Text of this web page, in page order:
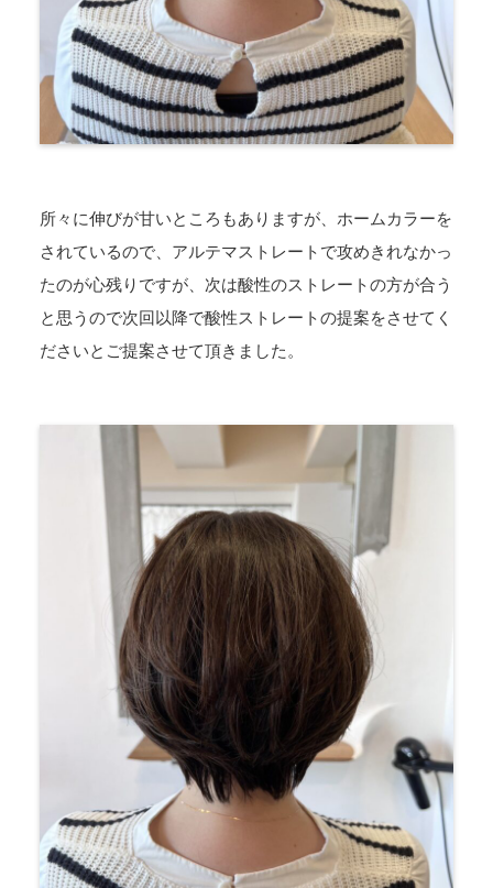
所々に伸びが甘いところもありますが、ホームカラーを
されているので、アルテマストレートで攻めきれなかっ
たのが心残りですが、次は酸性のストレートの方が合う
と思うので次回以降で酸性ストレートの提案をさせてく
ださいとご提案させて頂きました。